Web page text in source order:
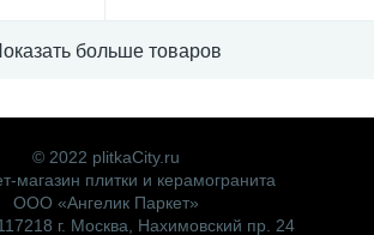
больше товаров
© 2022 plitkaCity.ru
магазин плитки и керамогранита
ООО «Ангелик Паркет»
г. Москва, Нахимовский пр. 24